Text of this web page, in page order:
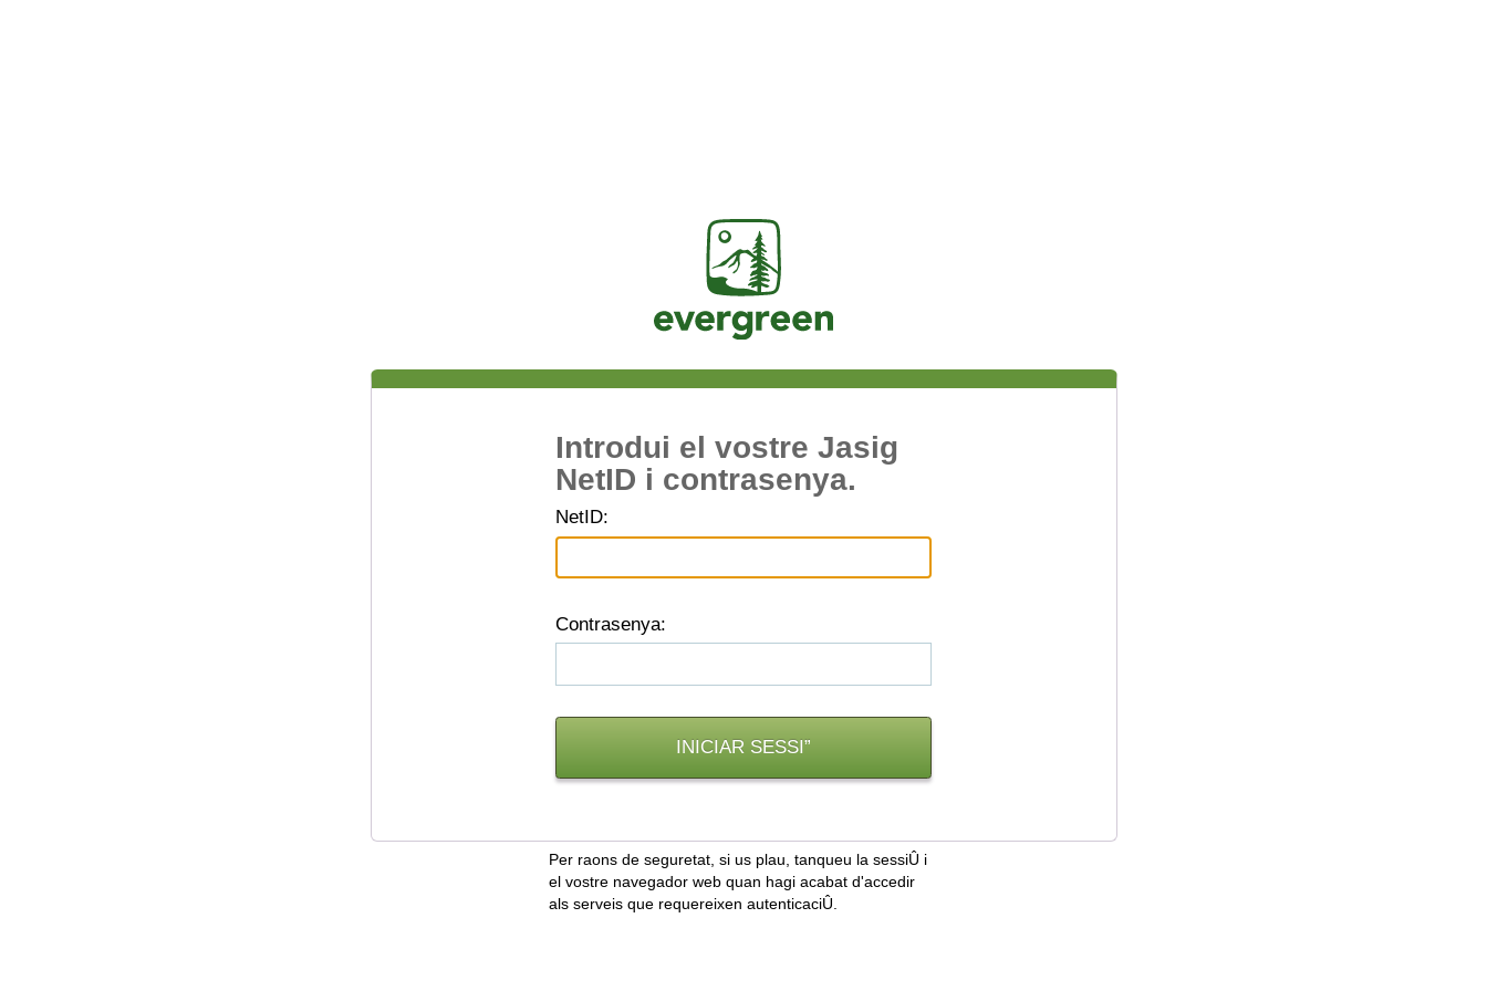
Jasig
Introdui el vostre Jasig
NetID i contrasenya.
NetID:
Contrasenya:
Per raons de seguretat, si us plau, tanqueu la sessiÛ i
el vostre navegador web quan hagi acabat d'accedir
als serveis que requereixen autenticaciÛ.